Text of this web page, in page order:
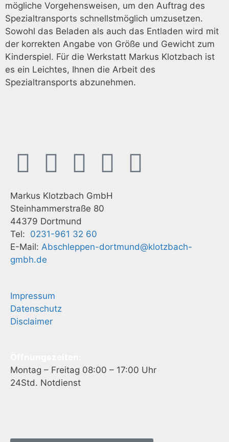
mögliche Vorgehensweisen, um den Auftrag des
Spezialtransports schnellstmöglich umzusetzen.
Sowohl das Beladen als auch das Entladen wird mit
der korrekten Angabe von Größe und Gewicht zum
Kinderspiel. Für die Werkstatt Markus Klotzbach ist
es ein Leichtes, Ihnen die Arbeit des
Spezialtransports abzunehmen.
Markus Klotzbach GmbH
Steinhammerstraße 80
44379 Dortmund
Tel: 0231-961 32 60
E-Mail: Abschleppen-dortmund@klotzbach-
gmbh.de
Impressum
Datenschutz
Disclaimer
Montag – Freitag 08:00 – 17:00 Uhr
24Std. Notdienst